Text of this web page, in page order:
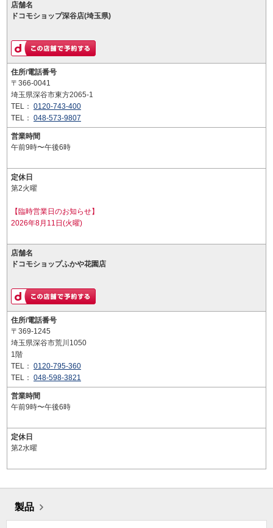
店舗名
ドコモショップ深谷店(埼玉県)
住所/電話番号
〒366-0041
埼玉県深谷市東方2065-1
TEL： 0120-743-400
TEL： 048-573-9807
営業時間
午前9時〜午後6時
定休日
第2火曜
【臨時営業日のお知らせ】
2026年8月11日(火曜)
店舗名
ドコモショップふかや花園店
住所/電話番号
〒369-1245
埼玉県深谷市荒川1050
1階
TEL： 0120-795-360
TEL： 048-598-3821
営業時間
午前9時〜午後6時
定休日
第2水曜
製品